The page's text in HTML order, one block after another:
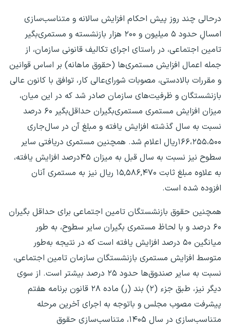
درحالی چند روز پیش احکام افزایش سالانه و متناسب‌سازی
امسالِ‌ حدود ۵ میلیون و ۲۰۰ هزار بازنشسته و مستمری‌بگیر
تامین اجتماعی، در راستای اجرای تکالیف قانونی سازمان، از
جمله اعمال افزایش مستمری‌ها (حقوق ماهانه) بر اساس قوانین
و مقررات بالادستی، مصوبات شورای‌عالی کار، توافق با کانون عالی
بازنشستگان و ظرفیت‌های سازمان صادر شد که در این میان،
میزان افزایش مستمری مستمری‌بگیران حداقل‌بگیر ۶۰ درصد
نسبت به سال گذشته افزایش یافته و مبلغ آن در سال‌جاری
۱۶۶،۲۵۵،۵۰۰ریال اعلام شد. همچنین مستمری دریافتی سایر
سطوح نیز نسبت به سال قبل به میزان ۴۵درصد افزایش یافته،
به علاوه مبلغ ثابت ۱۵,۵۸۶,۴۷۰ ریال نیز به مستمری آنان
افزوده شده است.
همچنین حقوق بازنشستگان تامین اجتماعی برای حداقل بگیران
۶۰ درصد و با لحاظ مستمری بگیران سایر سطوح، به طور
میانگین ۵۰ درصد افزایش یافته است که در نتیجه به‌طور
متوسط افزایش مستمری بازنشستگان سازمان تامین اجتماعی،
نسبت به سایر صندوق‌ها حدود ۲۵ درصد بیشتر است. از سوی
دیگر نیز، طبق جزء (۲) بند (ر) ماده ۲۸ قانون برنامه هفتم
پیشرفت مصوب مجلس و باتوجه به اجرای آخرین مرحله
متناسب‌سازی در سال ۱۴۰۵، متناسب‌سازی حقوق